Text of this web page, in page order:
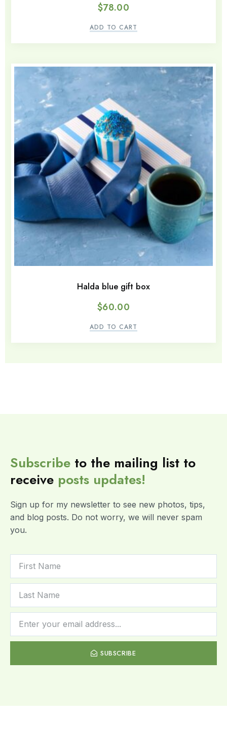
$78.00
ADD TO CART
Halda blue gift box
$60.00
ADD TO CART
Subscribe to the mailing list to
receive posts updates!
Sign up for my newsletter to see new photos, tips,
and blog posts. Do not worry, we will never spam
you.
SUBSCRIBE